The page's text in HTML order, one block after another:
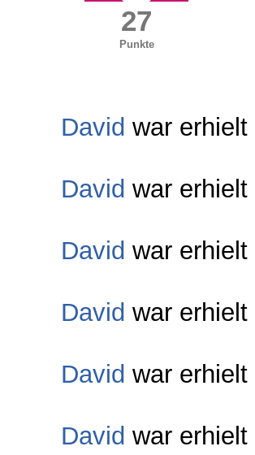
27
Punkte
David war
David war
David war
David war
David war
David war